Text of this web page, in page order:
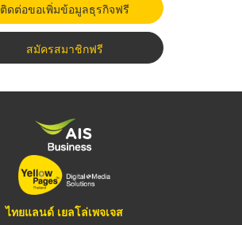
ติดต่อขอเพิ่มข้อมูลธุรกิจฟรี
สมัครสมาชิกฟรี
ไทยแลนด์ เยลโล่เพจเจส